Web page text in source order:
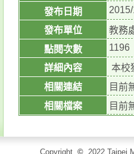
發布日期
發布單位
教務
點閱次數
1196
詳細內容
本校
相關連結
目前
相關檔案
目前
Copyright © 2022 Taipei